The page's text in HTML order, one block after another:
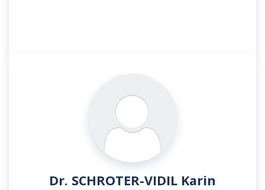
Dr. SCHROTER-VIDIL Karin